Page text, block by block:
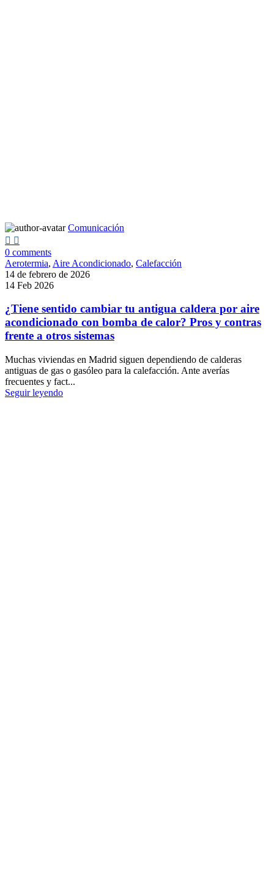
Comunicación
0 comments
Aerotermia, Aire Acondicionado, Calefacción
14 de febrero de 2026
14 Feb 2026
¿Tiene sentido cambiar tu antigua caldera por aire
acondicionado con bomba de calor? Pros y contras
frente a otros sistemas
Muchas viviendas en Madrid siguen dependiendo de calderas
antiguas de gas o gasóleo para la calefacción. Ante averías
frecuentes y fact...
Seguir leyendo